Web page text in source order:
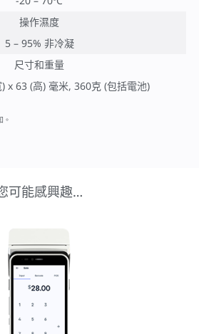
操作濕度
5 – 95% 非冷凝
尺寸和重量
x 63 (高) 毫米, 360克 (包括電池)
。
可能感興趣…